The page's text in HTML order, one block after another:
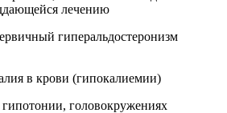
лечению
гиперальдостеронизм
в крови (гипокалиемии)
гипотонии, головокружениях